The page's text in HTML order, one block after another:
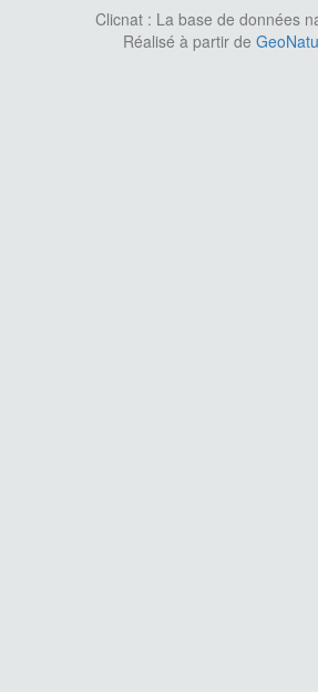
Clicnat : La base de données
Réalisé à partir de